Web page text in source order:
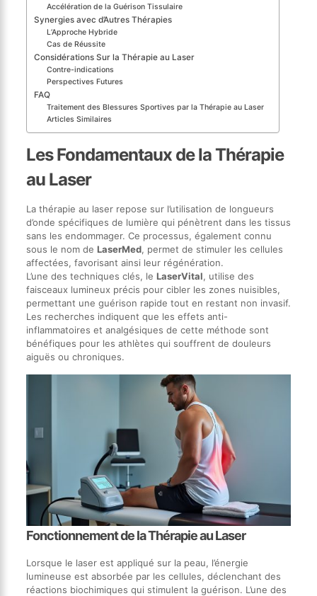
Accélération de la Guérison Tissulaire
Synergies avec d’Autres Thérapies
L’Approche Hybride
Cas de Réussite
Considérations Sur la Thérapie au Laser
Contre-indications
Perspectives Futures
FAQ
Traitement des Blessures Sportives par la Thérapie au Laser
Articles Similaires
Les Fondamentaux de la Thérapie
au Laser
La thérapie au laser repose sur l’utilisation de longueurs
d’onde spécifiques de lumière qui pénètrent dans les tissus
sans les endommager. Ce processus, également connu
sous le nom de LaserMed, permet de stimuler les cellules
affectées, favorisant ainsi leur régénération.
L’une des techniques clés, le LaserVital, utilise des
faisceaux lumineux précis pour cibler les zones nuisibles,
permettant une guérison rapide tout en restant non invasif.
Les recherches indiquent que les effets anti-
inflammatoires et analgésiques de cette méthode sont
bénéfiques pour les athlètes qui souffrent de douleurs
aiguës ou chroniques.
Fonctionnement de la Thérapie au Laser
Lorsque le laser est appliqué sur la peau, l’énergie
lumineuse est absorbée par les cellules, déclenchant des
réactions biochimiques qui stimulent la guérison. L’une des